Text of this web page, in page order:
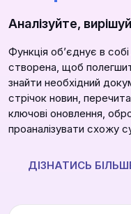
Аналізуйте,
Функція обʼєднує в
створена, щоб
знайти необхідний
стрічок новин,
ключові оновлення,
проаналізувати схожу
ДІЗНАТИСЬ